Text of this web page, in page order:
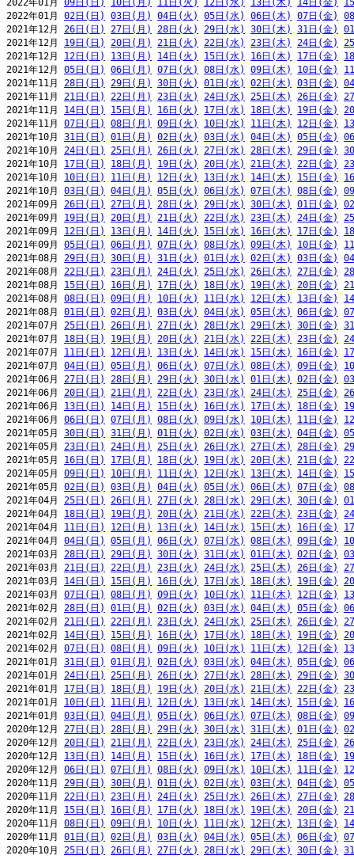
2022年01月 09日(日) 10日(月) 11日(火) 12日(水) 13日(木) 14日(金)
2022年01月 02日(日) 03日(月) 04日(火) 05日(水) 06日(木) 07日(金)
2021年12月 26日(日) 27日(月) 28日(火) 29日(水) 30日(木) 31日(金)
2021年12月 19日(日) 20日(月) 21日(火) 22日(水) 23日(木) 24日(金)
2021年12月 12日(日) 13日(月) 14日(火) 15日(水) 16日(木) 17日(金)
2021年12月 05日(日) 06日(月) 07日(火) 08日(水) 09日(木) 10日(金)
2021年11月 28日(日) 29日(月) 30日(火) 01日(水) 02日(木) 03日(金)
2021年11月 21日(日) 22日(月) 23日(火) 24日(水) 25日(木) 26日(金)
2021年11月 14日(日) 15日(月) 16日(火) 17日(水) 18日(木) 19日(金)
2021年11月 07日(日) 08日(月) 09日(火) 10日(水) 11日(木) 12日(金)
2021年10月 31日(日) 01日(月) 02日(火) 03日(水) 04日(木) 05日(金)
2021年10月 24日(日) 25日(月) 26日(火) 27日(水) 28日(木) 29日(金)
2021年10月 17日(日) 18日(月) 19日(火) 20日(水) 21日(木) 22日(金)
2021年10月 10日(日) 11日(月) 12日(火) 13日(水) 14日(木) 15日(金)
2021年10月 03日(日) 04日(月) 05日(火) 06日(水) 07日(木) 08日(金)
2021年09月 26日(日) 27日(月) 28日(火) 29日(水) 30日(木) 01日(金)
2021年09月 19日(日) 20日(月) 21日(火) 22日(水) 23日(木) 24日(金)
2021年09月 12日(日) 13日(月) 14日(火) 15日(水) 16日(木) 17日(金)
2021年09月 05日(日) 06日(月) 07日(火) 08日(水) 09日(木) 10日(金)
2021年08月 29日(日) 30日(月) 31日(火) 01日(水) 02日(木) 03日(金)
2021年08月 22日(日) 23日(月) 24日(火) 25日(水) 26日(木) 27日(金)
2021年08月 15日(日) 16日(月) 17日(火) 18日(水) 19日(木) 20日(金)
2021年08月 08日(日) 09日(月) 10日(火) 11日(水) 12日(木) 13日(金)
2021年08月 01日(日) 02日(月) 03日(火) 04日(水) 05日(木) 06日(金)
2021年07月 25日(日) 26日(月) 27日(火) 28日(水) 29日(木) 30日(金)
2021年07月 18日(日) 19日(月) 20日(火) 21日(水) 22日(木) 23日(金)
2021年07月 11日(日) 12日(月) 13日(火) 14日(水) 15日(木) 16日(金)
2021年07月 04日(日) 05日(月) 06日(火) 07日(水) 08日(木) 09日(金)
2021年06月 27日(日) 28日(月) 29日(火) 30日(水) 01日(木) 02日(金)
2021年06月 20日(日) 21日(月) 22日(火) 23日(水) 24日(木) 25日(金)
2021年06月 13日(日) 14日(月) 15日(火) 16日(水) 17日(木) 18日(金)
2021年06月 06日(日) 07日(月) 08日(火) 09日(水) 10日(木) 11日(金)
2021年05月 30日(日) 31日(月) 01日(火) 02日(水) 03日(木) 04日(金)
2021年05月 23日(日) 24日(月) 25日(火) 26日(水) 27日(木) 28日(金)
2021年05月 16日(日) 17日(月) 18日(火) 19日(水) 20日(木) 21日(金)
2021年05月 09日(日) 10日(月) 11日(火) 12日(水) 13日(木) 14日(金)
2021年05月 02日(日) 03日(月) 04日(火) 05日(水) 06日(木) 07日(金)
2021年04月 25日(日) 26日(月) 27日(火) 28日(水) 29日(木) 30日(金)
2021年04月 18日(日) 19日(月) 20日(火) 21日(水) 22日(木) 23日(金)
2021年04月 11日(日) 12日(月) 13日(火) 14日(水) 15日(木) 16日(金)
2021年04月 04日(日) 05日(月) 06日(火) 07日(水) 08日(木) 09日(金)
2021年03月 28日(日) 29日(月) 30日(火) 31日(水) 01日(木) 02日(金)
2021年03月 21日(日) 22日(月) 23日(火) 24日(水) 25日(木) 26日(金)
2021年03月 14日(日) 15日(月) 16日(火) 17日(水) 18日(木) 19日(金)
2021年03月 07日(日) 08日(月) 09日(火) 10日(水) 11日(木) 12日(金)
2021年02月 28日(日) 01日(月) 02日(火) 03日(水) 04日(木) 05日(金)
2021年02月 21日(日) 22日(月) 23日(火) 24日(水) 25日(木) 26日(金)
2021年02月 14日(日) 15日(月) 16日(火) 17日(水) 18日(木) 19日(金)
2021年02月 07日(日) 08日(月) 09日(火) 10日(水) 11日(木) 12日(金)
2021年01月 31日(日) 01日(月) 02日(火) 03日(水) 04日(木) 05日(金)
2021年01月 24日(日) 25日(月) 26日(火) 27日(水) 28日(木) 29日(金)
2021年01月 17日(日) 18日(月) 19日(火) 20日(水) 21日(木) 22日(金)
2021年01月 10日(日) 11日(月) 12日(火) 13日(水) 14日(木) 15日(金)
2021年01月 03日(日) 04日(月) 05日(火) 06日(水) 07日(木) 08日(金)
2020年12月 27日(日) 28日(月) 29日(火) 30日(水) 31日(木) 01日(金)
2020年12月 20日(日) 21日(月) 22日(火) 23日(水) 24日(木) 25日(金)
2020年12月 13日(日) 14日(月) 15日(火) 16日(水) 17日(木) 18日(金)
2020年12月 06日(日) 07日(月) 08日(火) 09日(水) 10日(木) 11日(金)
2020年11月 29日(日) 30日(月) 01日(火) 02日(水) 03日(木) 04日(金)
2020年11月 22日(日) 23日(月) 24日(火) 25日(水) 26日(木) 27日(金)
2020年11月 15日(日) 16日(月) 17日(火) 18日(水) 19日(木) 20日(金)
2020年11月 08日(日) 09日(月) 10日(火) 11日(水) 12日(木) 13日(金)
2020年11月 01日(日) 02日(月) 03日(火) 04日(水) 05日(木) 06日(金)
2020年10月 25日(日) 26日(月) 27日(火) 28日(水) 29日(木) 30日(金)